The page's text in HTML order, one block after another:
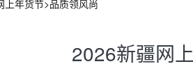
上年货节>品质领风尚
2026新疆网